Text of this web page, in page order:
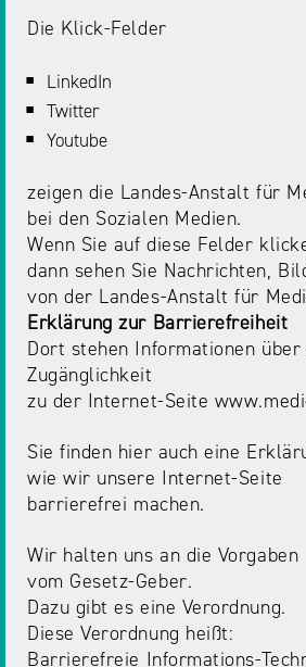
Die Klick-Felder
LinkedIn
Twitter
Youtube
zeigen die Landes-Anstalt für
bei den Sozialen Medien.
Wenn Sie auf diese Felder
dann sehen Sie Nachrichten,
von der Landes-Anstalt für
Erklärung zur Barrierefreiheit
Dort stehen Informationen über
Zugänglichkeit
zu der Internet-Seite
Sie finden hier auch eine
wie wir unsere Internet-Seite
barrierefrei machen.
Wir halten uns an die Vorgaben
vom Gesetz-Geber.
Dazu gibt es eine Verordnung.
Diese Verordnung heißt:
Barrierefreie Informations-